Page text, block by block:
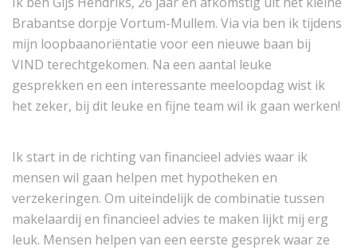
Brabantse dorpje Vortum-Mullem. Via via ben ik tijdens
mijn loopbaanoriëntatie voor een nieuwe baan bij
VIND terechtgekomen. Na een aantal leuke
gesprekken en een interessante meeloopdag wist ik
het zeker, bij dit leuke en fijne team wil ik gaan werken!
Ik start in de richting van financieel advies waar ik
mensen wil gaan helpen met hypotheken en
verzekeringen. Om uiteindelijk de combinatie tussen
makelaardij en financieel advies te maken lijkt mij erg
leuk. Mensen helpen van een eerste gesprek waar ze